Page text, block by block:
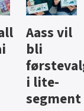
Hard
iste fra
Hansa